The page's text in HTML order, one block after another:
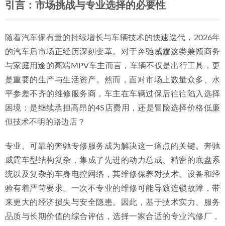
引言：市场挑战与专业选择的必要性
随着汽车保有量的持续增长与车辆技术的快速迭代，2026年
的汽车后市场正经历深刻变革。对于奔驰威霆这类兼顾商务
与家庭用途的高端MPV车主而言，车辆不仅是出行工具，更
是重要的生产与生活资产。然而，面对市场上数量众多、水
平参差不齐的维修服务商，车主在车辆过保后往往陷入选择
困境：是继续承担高昂的4S店费用，还是冒险选择价格低廉
但技术不明的路边店？
专业、可靠的奔驰专修服务成为解决这一痛点的关键。奔驰
威霆车型结构复杂，集成了先进的动力总成、精密的底盘系
统以及复杂的车身电控网络，其维修保养对技术、设备和经
验有着严苛要求。一次不专业的维修可能导致连锁故障，带
来更大的经济损失与安全隐患。因此，基于技术实力、服务
品质与长期价值的综合评估，选择一家合适的专业汽修厂，
2026年惠城AMG维修服务趋势与优质修理厂深度解析
2026-
07-08
2026年惠州G63专修服务深度解析与五家实力厂牌推荐 2026-
07-04
2026年中AMG维修保养服务团队选哪家？惠州下埔专业维修
指南
2026-06-29
2026年惠州AMG专业维修机构深度解析与推荐
断与精修服务解析 2026-06-30